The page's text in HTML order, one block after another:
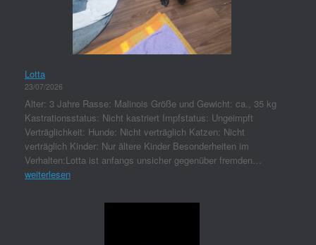
Lotta
23/07/2026
Alter: 3 Jahre Rasse: Malinois Größe und Gewicht: ca., 35 kg
Kastrationsstatus: Nicht kastriert Impfstatus: Ungeimpft
Verträglichkeit: Hunde: Nicht verträglich Katzen: Nicht
verträglich Kinder: Nur ältere Kinder Besonderheiten im
Verhalten:Lotta ist anfangs unsicher gegenüber fremden…
weiterlesen